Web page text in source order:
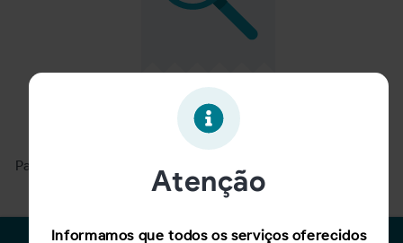
Oportunidade expirada!
Para ver mais, acesse a página
Atenção
Informamos que todos os serviços oferecidos